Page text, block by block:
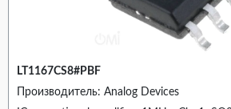
LT1167CS8#PBF
Производитель: Analog Devices